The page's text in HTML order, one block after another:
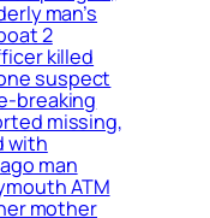
man’s
2
killed
suspect
breaking
missing,
with
man
ATM
mother